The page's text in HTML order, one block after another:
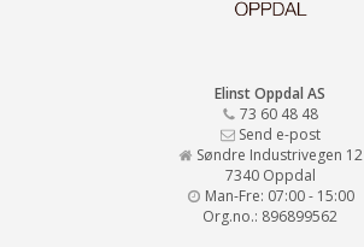
Elinst Oppdal AS
73 60 48 48
Send e-post
Søndre Industrivegen 12
7340 Oppdal
Man-Fre: 07:00 - 15:00
Org.no.: 896899562